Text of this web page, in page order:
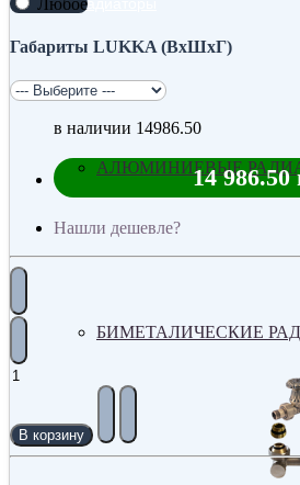
АЛЮМИНИЕВЫЕ
БИМЕТАЛИЧЕСКИЕ
Габариты LUKKA (ВхШхГ)
в наличии 14986.50
14 986.50
Нашли дешевле?
В корзину